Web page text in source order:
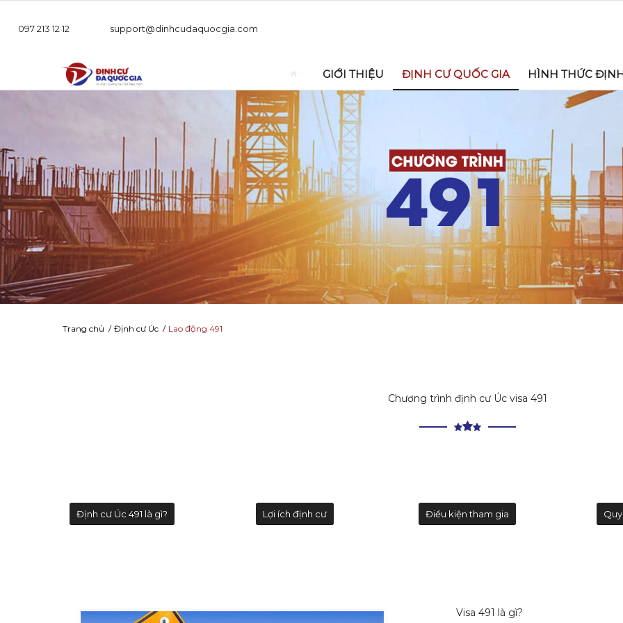
097 213 12 12 support@dinhcudaquocgia.com
GIỚI THIỆU ĐỊNH CƯ QUỐC GIA HÌNH THỨC
Trang chủ / Định cư Úc / Lao động 491
Chương trình định cư Úc visa 491
Định cư Úc 491 là gì? Lợi ích định cư Điều kiện tham gia
Visa 491 là gì?